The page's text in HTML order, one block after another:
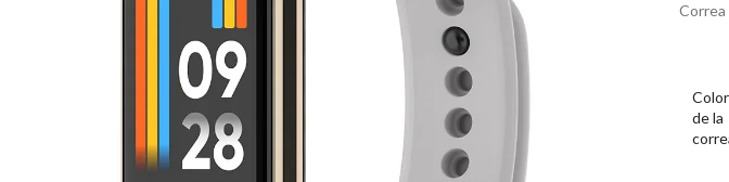
Correa
Color
de la